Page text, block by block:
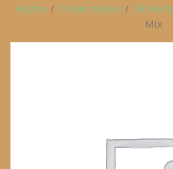
Home / Thee mixen /
Mix